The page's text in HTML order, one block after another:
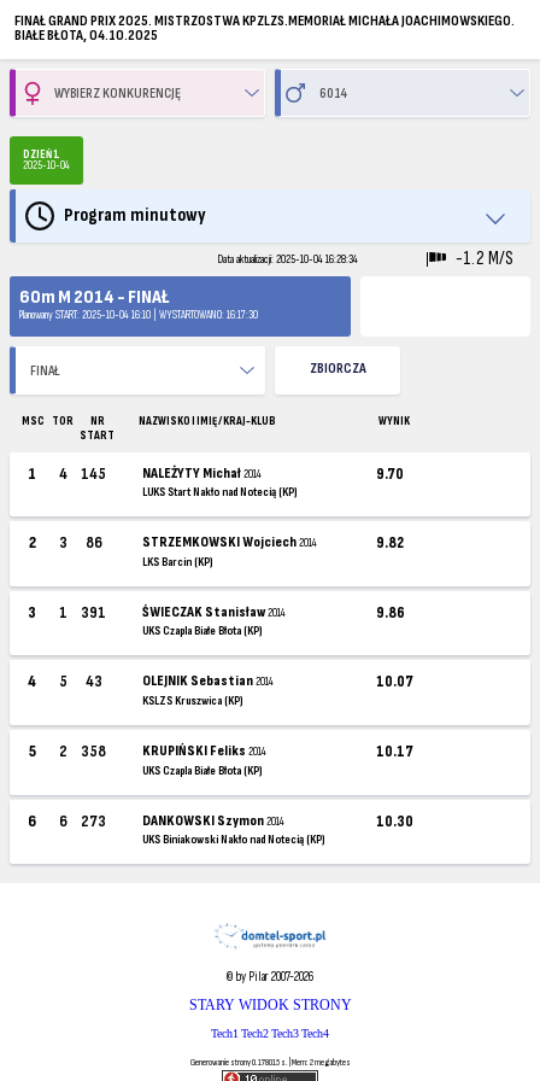
FINAŁ GRAND PRIX 2025. MISTRZOSTWA KPZLZS.MEMORIAŁ MICHAŁA JOACHIMOWSKIEGO.
BIAŁE BŁOTA, 04.10.2025
DZIEŃ 1
2025-10-04
Program minutowy
Data aktualizacji: 2025-10-04 16:28:34
-1.2 M/S
60m M 2014 - FINAŁ
Planowany START: 2025-10-04 16:10 | WYSTARTOWANO: 16:17:30
ZBIORCZA
MSC TOR
NR
START
NAZWISKO I IMIĘ / KRAJ-KLUB WYNIK
1 4 145 NALEŻYTY Michał2014
LUKS Start Nakło nad Notecią (KP)
9.70
2 3 86 STRZEMKOWSKI Wojciech2014
LKS Barcin (KP)
9.82
3 1 391 ŚWIECZAK Stanisław2014
UKS Czapla Białe Błota (KP)
9.86
4 5 43 OLEJNIK Sebastian2014
KSLZS Kruszwica (KP)
10.07
5 2 358 KRUPIŃSKI Feliks2014
UKS Czapla Białe Błota (KP)
10.17
6 6 273 DANKOWSKI Szymon2014
UKS Biniakowski Nakło nad Notecią (KP)
10.30
© by Pilar 2007-2026
STARY WIDOK STRONY
Tech1 Tech2Tech3Tech4
Generowanie strony 0.178015 s. | Mem: 2 megabytes